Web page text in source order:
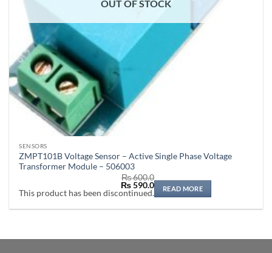
OUT OF STOCK
SENSORS
ZMPT101B Voltage Sensor – Active Single Phase Voltage
Transformer Module – 506003
₨600.0
Original
price
₨ 600.0.
₨590.0Current
price
is:
₨ 590.0.
This product has been discontinued. READ MORE